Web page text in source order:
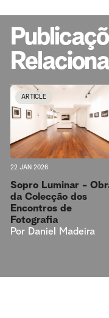
ARTICLE
22 JAN 2026
Sopro Luminar -
da Colecção dos
Encontros de
Fotografia
Por Daniel Madeira